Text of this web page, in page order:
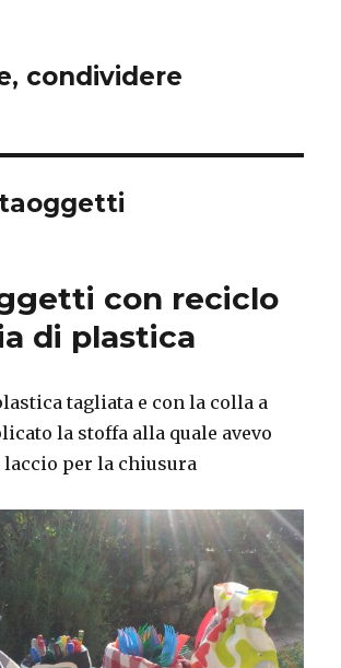
condividere
con reciclo
di plastica
tagliata e con la colla a
la stoffa alla quale avevo
per la chiusura